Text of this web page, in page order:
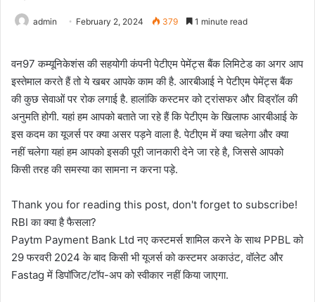
admin February 2, 2024 379 1 minute read
वन97 कम्यूनिकेशंस की सहयोगी कंपनी पेटीएम पेमेंट्स बैंक लिमिटेड का अगर आप
इस्तेमाल करते हैं तो ये खबर आपके काम की है. आरबीआई ने पेटीएम पेमेंट्स बैंक
की कुछ सेवाओं पर रोक लगाई है. हालांकि कस्टमर को ट्रांसफर और विड्रॉल की
अनुमति होगी. यहां हम आपको बताते जा रहे हैं कि पेटीएम के खिलाफ आरबीआई के
इस कदम का यूजर्स पर क्या असर पड़ने वाला है. पेटीएम में क्या चलेगा और क्या
नहीं चलेगा यहां हम आपको इसकी पूरी जानकारी देने जा रहे है, जिससे आपको
किसी तरह की समस्या का सामना न करना पड़े.
Thank you for reading this post, don't forget to subscribe!
RBI का क्या है फैसला?
Paytm Payment Bank Ltd नए कस्टमर्स शामिल करने के साथ PPBL को
29 फरवरी 2024 के बाद किसी भी यूजर्स को कस्टमर अकाउंट, वॉलेट और
Fastag में डिपॉजिट/टॉप-अप को स्वीकार नहीं किया जाएगा.